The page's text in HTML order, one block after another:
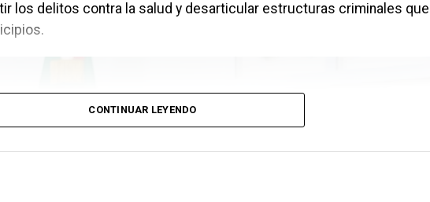
los delitos contra la salud y desarticular estructuras criminales que
CONTINUAR LEYENDO